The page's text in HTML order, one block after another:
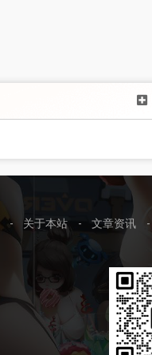
- 关于本站 - 文章资讯 -